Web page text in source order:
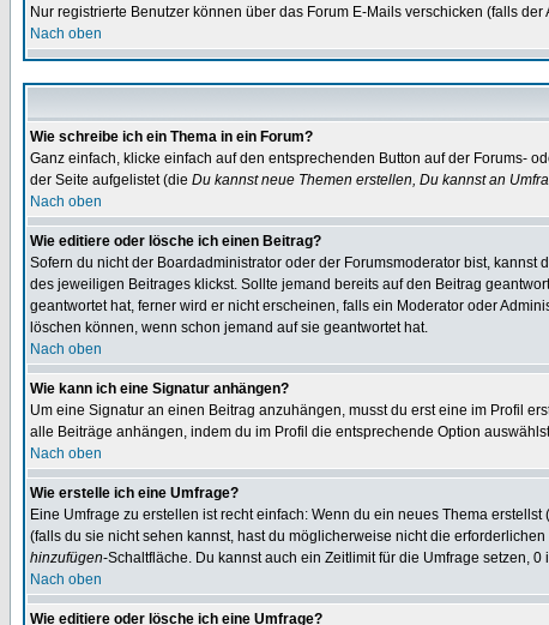
Nur registrierte Benutzer können über das Forum E-Mails verschicken (falls
Nach oben
Wie schreibe ich ein Thema in ein Forum?
Ganz einfach, klicke einfach auf den entsprechenden Button auf der Forums-
der Seite aufgelistet (die Du kannst neue Themen erstellen, Du kannst an
Nach oben
Wie editiere oder lösche ich einen Beitrag?
Sofern du nicht der Boardadministrator oder der Forumsmoderator bist,
des jeweiligen Beitrages klickst. Sollte jemand bereits auf den Beitrag
geantwortet hat, ferner wird er nicht erscheinen, falls ein Moderator oder
löschen können, wenn schon jemand auf sie geantwortet hat.
Nach oben
Wie kann ich eine Signatur anhängen?
Um eine Signatur an einen Beitrag anzuhängen, musst du erst eine im Profil
alle Beiträge anhängen, indem du im Profil die entsprechende Option
Nach oben
Wie erstelle ich eine Umfrage?
Eine Umfrage zu erstellen ist recht einfach: Wenn du ein neues Thema
(falls du sie nicht sehen kannst, hast du möglicherweise nicht die
hinzufügen-Schaltfläche. Du kannst auch ein Zeitlimit für die Umfrage setzen,
Nach oben
Wie editiere oder lösche ich eine Umfrage?